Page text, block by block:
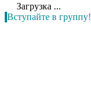
Загрузка ...
Вступайте в группу!